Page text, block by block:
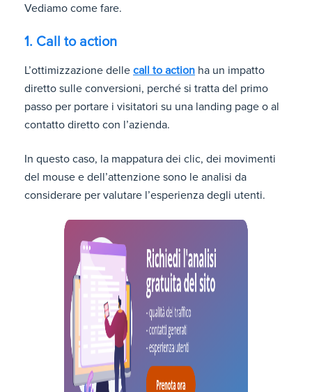
Vediamo come fare.
1. Call to action
L’ottimizzazione delle call to action ha un impatto
diretto sulle conversioni, perché si tratta del primo
passo per portare i visitatori su una landing page o al
contatto diretto con l’azienda.
In questo caso, la mappatura dei clic, dei movimenti
del mouse e dell’attenzione sono le analisi da
considerare per valutare l’esperienza degli utenti.